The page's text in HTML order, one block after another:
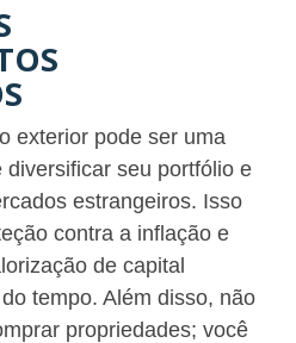
exterior pode ser uma
seu portfólio e
estrangeiros. Isso
contra a inflação e
de capital
tempo. Além disso, não
propriedades; você